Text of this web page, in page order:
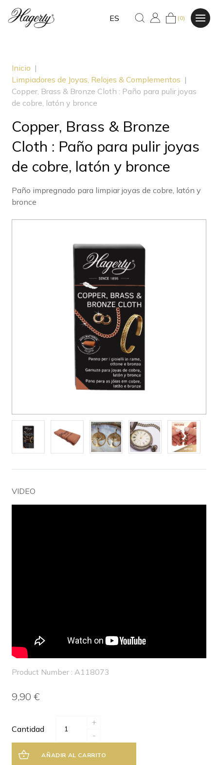
ES (0)
Inicio |
Limpiadores de Joyas, Relojes & Complementos |
Copper, Brass & Bronze Cloth : Paño para pulir joyas
de cobre, latón y bronce
Copper, Brass & Bronze
Cloth : Paño para pulir joyas
de cobre, latón y bronce
Paño impregnado para limpiar joyas de cobre, latón y
bronce
VIDEO
Product Number : A118073
9,90 €
Cantidad
+
-
AÑADIR AL CARRITO